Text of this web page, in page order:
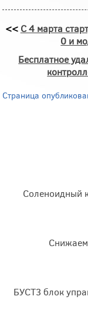
<< С 4 марта
0 и
Бесплатное
Страница
Соленоидный
БУСТ3 блок